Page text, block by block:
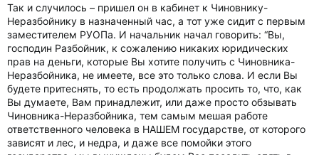
Так и случилось – пришел он в кабинет к Чиновнику-
Неразбойнику в назначенный час, а тот уже сидит с первым
заместителем РУОПа. И начальник начал говорить: “Вы,
господин Разбойник, к сожалению никаких юридических
прав на деньги, которые Вы хотите получить с Чиновника-
Неразбойника, не имеете, все это только слова. И если Вы
будете притеснять, то есть продолжать просить то, что, как
Вы думаете, Вам принадлежит, или даже просто обзывать
Чиновника-Неразбойника, тем самым мешая работе
ответственного человека в НАШЕМ государстве, от которого
зависят и лес, и недра, и даже все помойки этого